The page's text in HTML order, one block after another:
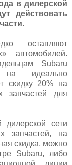
в дилерской
действовать
оставляют
автомобилей.
Subaru
на идеально
скидку 20% на
запчастей для
сети
запчастей, на
скидка, можно
Subaru, либо
линии